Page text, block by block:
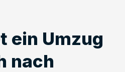
ein Umzug
nach